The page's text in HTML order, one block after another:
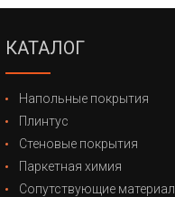
КАТАЛОГ
Напольные покрытия
Плинтус
Стеновые покрытия
Паркетная химия
Сопутствующие